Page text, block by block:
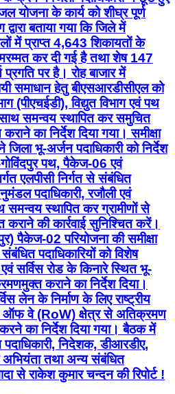
योजना के कार्य को शीघ्र पूर्ण
बताया गया कि जिले में
में प्राप्त 4,643 शिकायतों के
कर दी गई है तथा शेष 147
पर है। रोह बाजार में
समाधान हेतु बीएसआरडीसीएल को
(पीएचईडी), विद्युत विभाग एवं पथ
साथ समन्वय स्थापित कर समुचित
का निर्देश दिया गया। समीक्षा
भू-अर्जन पदाधिकारी को निर्देश
पथ, पैकेज-06 एवं
एलपीसी निर्गत से संबंधित
पदाधिकारी, रजौली एवं
समन्वय स्थापित कर ग्रामीणों से
कराने की कार्रवाई सुनिश्चित करें।
पैकेज-02 परियोजना की समीक्षा
पदाधिकारियों को विशेष
सर्विस रोड के किनारे स्थित भू-
कराने का निर्देश दिया।
लेन के निर्माण के लिए राष्ट्रीय
ऑफ वे (RoW) क्षेत्र से अतिक्रमण
का निर्देश दिया गया। बैठक में
निदेशक, डीआरडीए,
अभियंता तथा अन्य संबंधित
से राकेश कुमार चन्दन की रिपोर्ट !